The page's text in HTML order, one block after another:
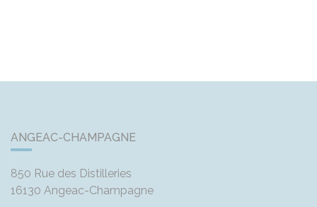
ANGEAC-CHAMPAGNE
850 Rue des Distilleries
16130 Angeac-Champagne